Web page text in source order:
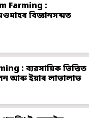
Farming :
বিজ্ঞানসন্মত
: ব্যৱসায়িক ভিত্তিত
আৰু ইয়াৰ লাভালাভ